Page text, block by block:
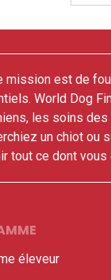
mission est de
World Dog
les soins des
un chiot ou
tout ce dont
éleveur